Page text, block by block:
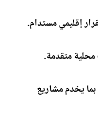
إقليمي مستدام.
متقدمة.
يخدم مشاريع